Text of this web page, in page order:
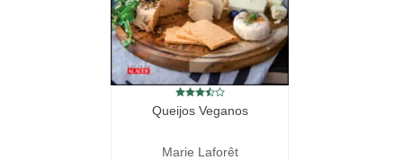
Queijos Veganos
Marie Laforêt